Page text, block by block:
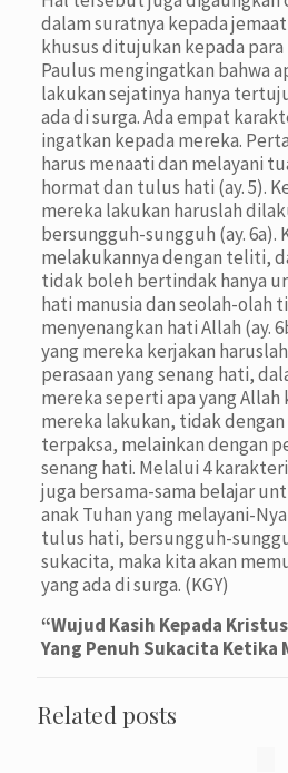
dalam suratnya kepada jemaat
khusus ditujukan kepada para
Paulus mengingatkan bahwa
lakukan sejatinya hanya
ada di surga. Ada empat
ingatkan kepada mereka.
harus menaati dan melayani
hormat dan tulus hati (ay. 5).
mereka lakukan haruslah
bersungguh-sungguh (ay. 6a).
melakukannya dengan teliti,
tidak boleh bertindak hanya
hati manusia dan seolah-
menyenangkan hati Allah (ay.
yang mereka kerjakan
perasaan yang senang hati,
mereka seperti apa yang
mereka lakukan, tidak dengan
terpaksa, melainkan dengan
senang hati. Melalui 4
juga bersama-sama belajar
anak Tuhan yang melayani-
tulus hati, bersungguh-
sukacita, maka kita akan
yang ada di surga. (KGY)
“Wujud Kasih Kepada
Yang Penuh Sukacita Ketika
Related posts